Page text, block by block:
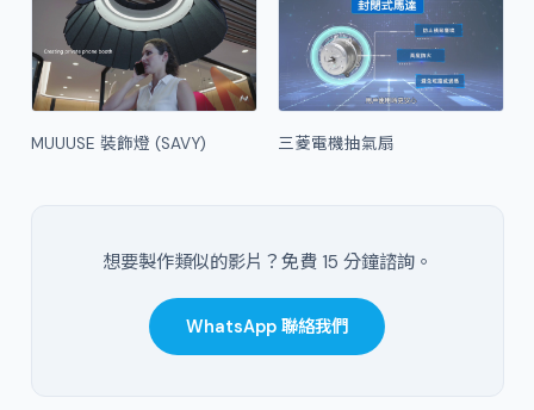
MUUUSE 裝飾燈 (SAVY) 三菱電機抽氣扇
想要製作類似的影片？免費 15 分鐘諮詢。
WhatsApp 聯絡我們